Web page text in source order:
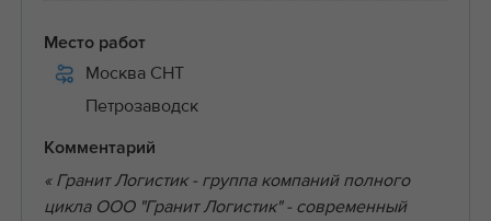
Место работ
Москва СНТ
Петрозаводск
Комментарий
« Гранит Логистик - группа компаний полного
цикла ООО "Гранит Логистик" - современный